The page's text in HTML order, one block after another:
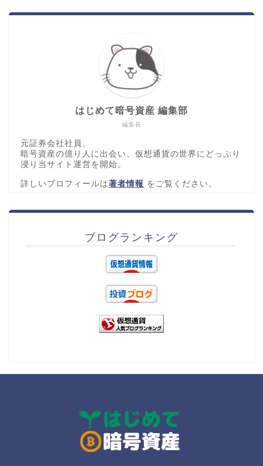
編集長
はじめて暗号資産 編集部
元証券会社社員。
暗号資産の億り人に出会い、仮想通貨の世界にどっぷり
浸り当サイト運営を開始。
詳しいプロフィールは著者情報 をご覧ください。
ブログランキング